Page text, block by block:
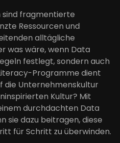
sind fragmentierte
Ressourcen und
alltägliche
was wäre, wenn Data
festlegt, sondern auch
Programme dient
die Unternehmenskultur
Kultur? Mit
durchdachten Data
sie dazu beitragen, diese
für Schritt zu überwinden.